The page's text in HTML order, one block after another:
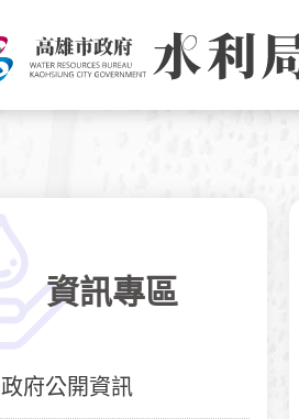
資訊專區
政府公開資訊